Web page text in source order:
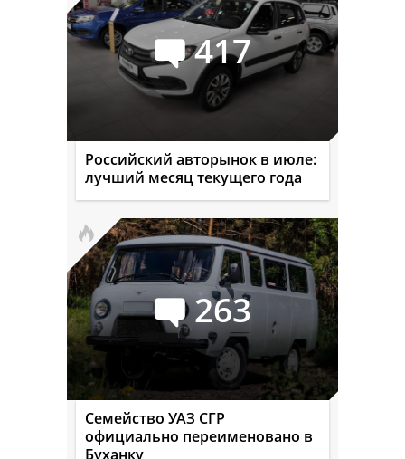
417
Российский авторынок в июле:
лучший месяц текущего года
263
Семейство УАЗ СГР
официально переименовано в
Буханку